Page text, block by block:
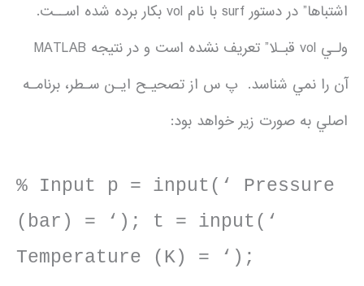
اشتباها” در دستور surf با نام vol بكار برده شده اســت.
ولـي vol قبـلا” تعريف نشده است و در نتيجه MATLAB
آن را نمي شناسد. پ س از تصحيـح ايـن سـطر، برنامـه
اصلي به صورت زير خواهد بود:
% Input p = input(‘ Pressure
(bar) = ‘); t = input(‘
Temperature (K) = ‘);